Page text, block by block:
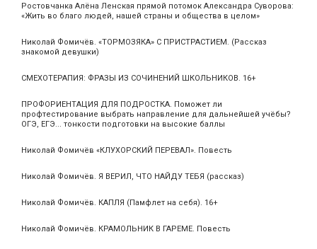
Ростовчанка Алёна Ленская прямой потомок Александра Суворова:
«Жить во благо людей, нашей страны и общества в целом»
Николай Фомичёв. «ТОРМОЗЯКА» С ПРИСТРАСТИЕМ. (Рассказ
знакомой девушки)
СМЕХОТЕРАПИЯ: ФРАЗЫ ИЗ СОЧИНЕНИЙ ШКОЛЬНИКОВ. 16+
ПРОФОРИЕНТАЦИЯ ДЛЯ ПОДРОСТКА. Поможет ли
профтестирование выбрать направление для дальнейшей учёбы?
ОГЭ, ЕГЭ... тонкости подготовки на высокие баллы
Николай Фомичёв «КЛУХОРСКИЙ ПЕРЕВАЛ». Повесть
Николай Фомичёв. Я ВЕРИЛ, ЧТО НАЙДУ ТЕБЯ (рассказ)
Николай Фомичёв. КАПЛЯ (Памфлет на себя). 16+
Николай Фомичёв. КРАМОЛЬНИК В ГАРЕМЕ. Повесть